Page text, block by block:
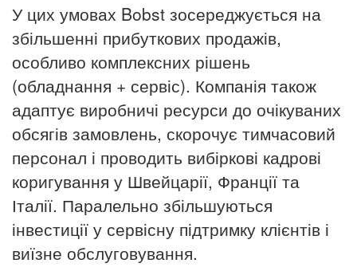
У цих умовах Bobst зосереджується на
збільшенні прибуткових продажів,
особливо комплексних рішень
(обладнання + сервіс). Компанія також
адаптує виробничі ресурси до очікуваних
обсягів замовлень, скорочує тимчасовий
персонал і проводить вибіркові кадрові
коригування у Швейцарії, Франції та
Італії. Паралельно збільшуються
інвестиції у сервісну підтримку клієнтів і
виїзне обслуговування.